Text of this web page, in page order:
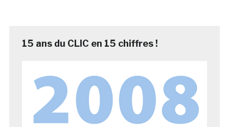
15 ans du CLIC en 15 chiffres !